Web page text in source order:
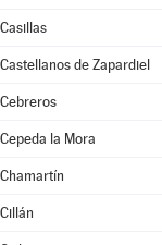
Casillas
Castellanos de Zapardiel
Cebreros
Cepeda la Mora
Chamartín
Cillán